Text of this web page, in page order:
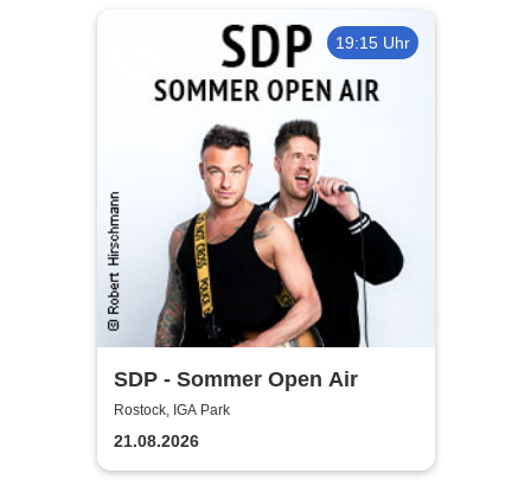
19:15 Uhr
SDP - Sommer Open Air
Rostock, IGA Park
21.08.2026